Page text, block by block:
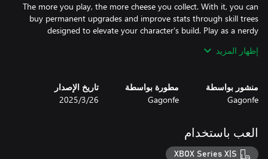
The more you play, the more cheese you collect. With it, you can
buy permanent upgrades and improve stats through skill trees
designed to elevate your character's build. Play as a nerdy
unlockable characters.
إظهار المزيد
منشور بواسطة
Gagonfe
مطورة بواسطة
Gagonfe
تاريخ الإصدار
26‏/3‏/2025
العب باستخدام
XBOX Series X|S